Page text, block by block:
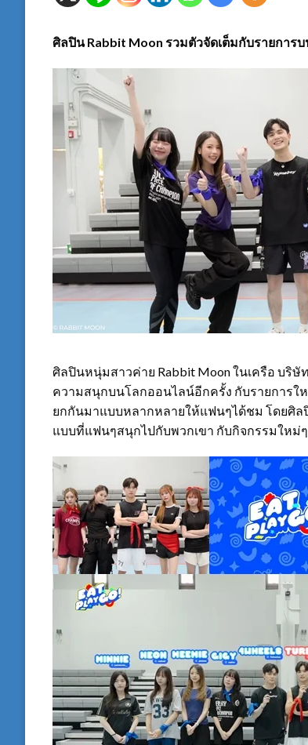
ศิลปิน Rabbit Moon รวมตัวจัดเต็มกับรายการ
ศิลปินหนุ่มสาวค่าย Rabbit Moon ในเครือ บริษั
ความสนุกบนโลกออนไลน์อีกครั้ง กับรายการให
ยกกันมาแบบหลากหลายให้แฟนๆได้ชม โดยศิล
แบบที่แฟนๆสนุกไปกับพวกเขา กับกิจกรรมใหม่